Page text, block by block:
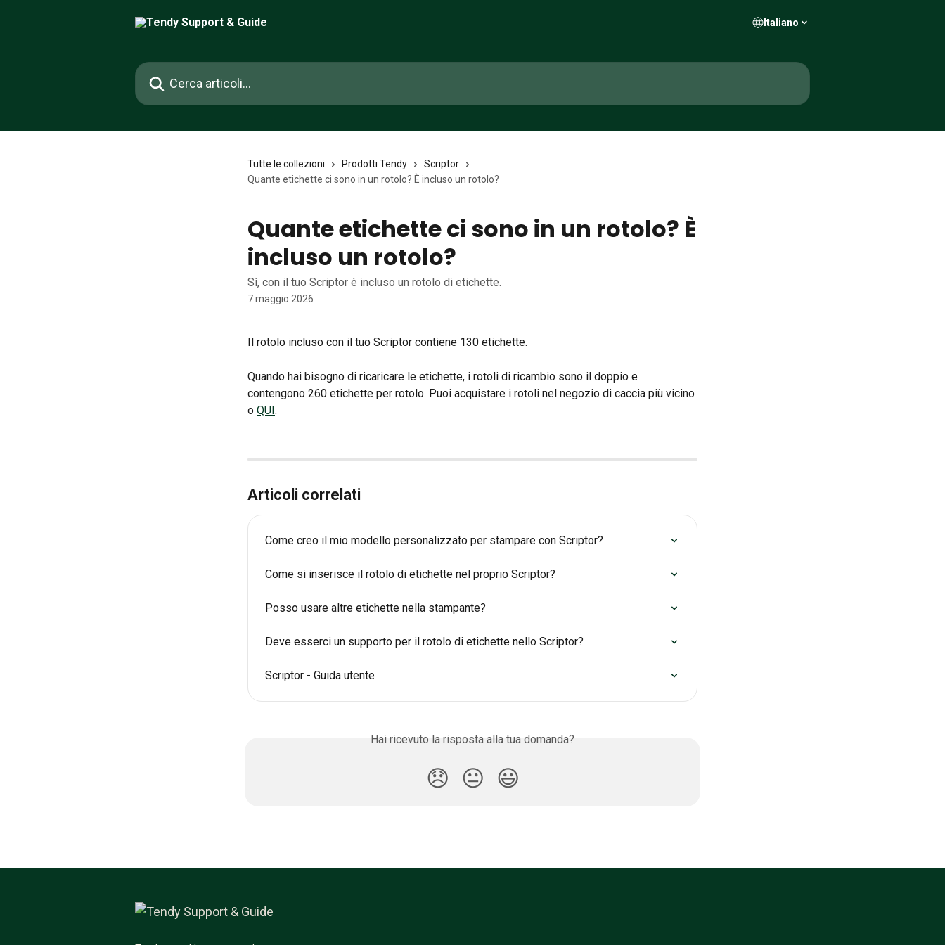
Italiano
Cerca articoli…
Tutte le collezioni Prodotti Tendy
Scriptor
Quante etichette ci sono in un rotolo? È incluso un rotolo?
Quante etichette ci sono in un rotolo? È
incluso un rotolo?
Sì, con il tuo Scriptor è incluso un rotolo di etichette.
7 maggio 2026
Il rotolo incluso con il tuo Scriptor contiene 130 etichette.
Quando hai bisogno di ricaricare le etichette, i rotoli di ricambio sono il doppio e
contengono 260 etichette per rotolo. Puoi acquistare i rotoli nel negozio di caccia più vicino
o QUI.
Articoli correlati
Come creo il mio modello personalizzato per stampare con Scriptor?
Come si inserisce il rotolo di etichette nel proprio Scriptor?
Posso usare altre etichette nella stampante?
Deve esserci un supporto per il rotolo di etichette nello Scriptor?
Scriptor - Guida utente
Hai ricevuto la risposta alla tua domanda?
😞 😐 😃